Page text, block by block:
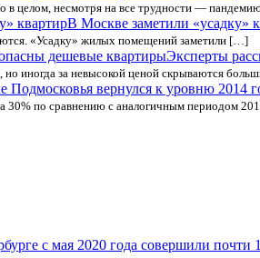
в целом, несмотря на все трудности —
В Москве заметили «усадку»
«Усадку» жилых помещений заметили […]
Эксперты
но иногда за невысокой ценой скрываются
30% по сравнению с аналогичным периодом
с мая 2020 года совершили почти